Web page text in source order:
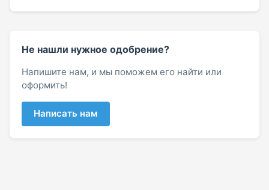
Не нашли нужное одобрение?
Напишите нам, и мы поможем его найти или
оформить!
Написать нам